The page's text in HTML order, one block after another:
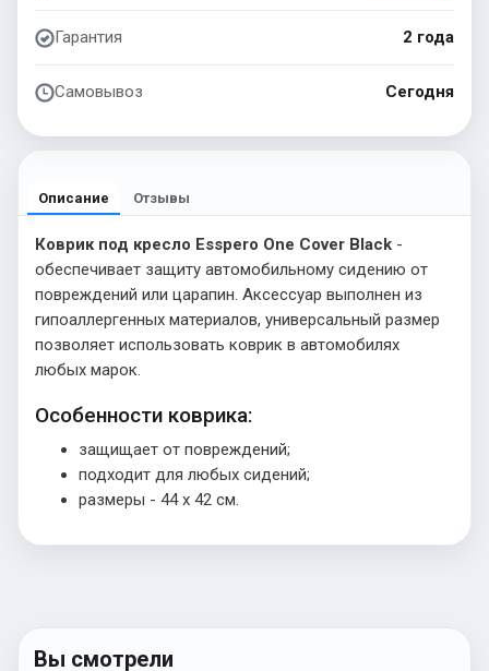
Гарантия 2 года
Самовывоз Сегодня
Описание Отзывы
Коврик под кресло Esspero One Cover Black -
обеспечивает защиту автомобильному сидению от
повреждений или царапин. Аксессуар выполнен из
гипоаллергенных материалов, универсальный размер
позволяет использовать коврик в автомобилях
любых марок.
Особенности коврика:
защищает от повреждений;
подходит для любых сидений;
размеры - 44 х 42 см.
Вы смотрели